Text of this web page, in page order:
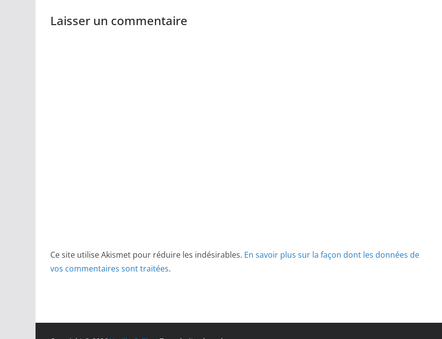
Laisser un commentaire
Ce site utilise Akismet pour réduire les indésirables. En savoir plus sur la façon dont les données de
vos commentaires sont traitées.